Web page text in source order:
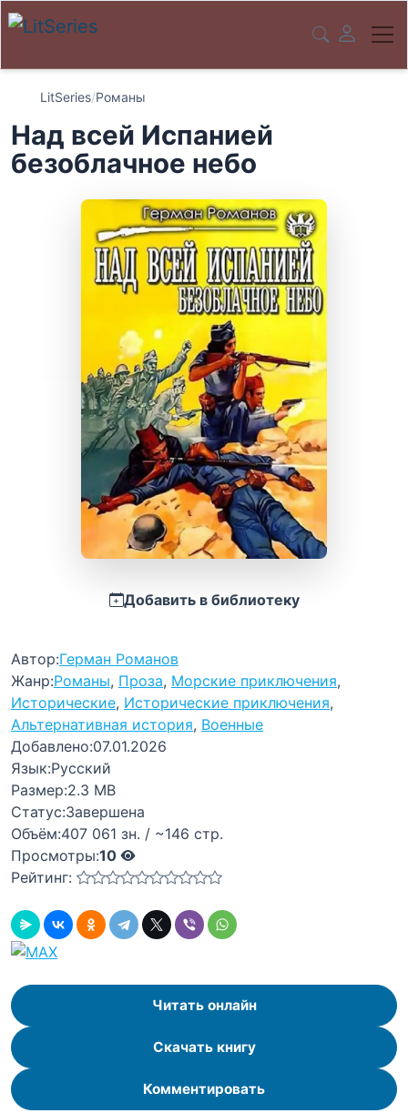
LitSeries/Романы
Над всей Испанией
безоблачное небо
Добавить в библиотеку
Автор:Герман Романов
Жанр:Романы, Проза, Морские приключения,
Исторические, Исторические приключения,
Альтернативная история, Военные
Добавлено:07.01.2026
Язык:Русский
Размер:2.3 MB
Статус:Завершена
Объём:407 061 зн. / ~146 стр.
Просмотры:10
Рейтинг:
Читать онлайн
Скачать книгу
Комментировать